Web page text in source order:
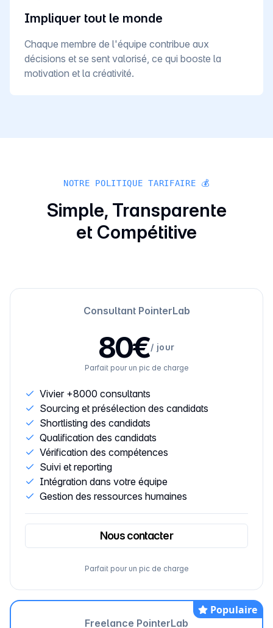
Impliquer tout le monde
Chaque membre de l'équipe contribue aux
décisions et se sent valorisé, ce qui booste la
motivation et la créativité.
NOTRE POLITIQUE TARIFAIRE 💰
Simple, Transparente
et Compétitive
Consultant PointerLab
80€/ jour
Parfait pour un pic de charge
Vivier +8000 consultants
Sourcing et présélection des candidats
Shortlisting des candidats
Qualification des candidats
Vérification des compétences
Suivi et reporting
Intégration dans votre équipe
Gestion des ressources humaines
Nous contacter
Parfait pour un pic de charge
Populaire
Freelance PointerLab